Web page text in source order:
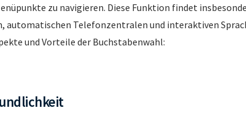
zu navigieren. Diese Funktion findet
automatischen Telefonzentralen und interaktiven
und Vorteile der Buchstabenwahl: